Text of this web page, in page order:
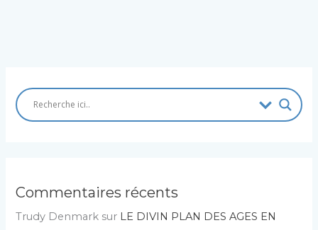
Commentaires récents
Trudy Denmark sur LE DIVIN PLAN DES AGES EN